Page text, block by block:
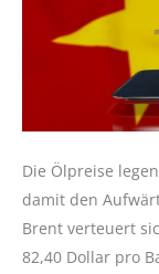
Die Ölpreise
damit den
Brent verteuert
82,40 Dollar pro